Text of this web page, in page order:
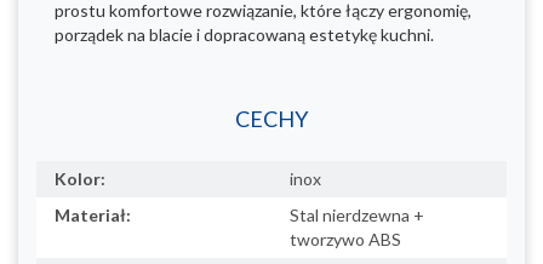
prostu komfortowe rozwiązanie, które łączy ergonomię,
porządek na blacie i dopracowaną estetykę kuchni.​
CECHY
Kolor:
inox
Materiał:
Stal nierdzewna +
tworzywo ABS